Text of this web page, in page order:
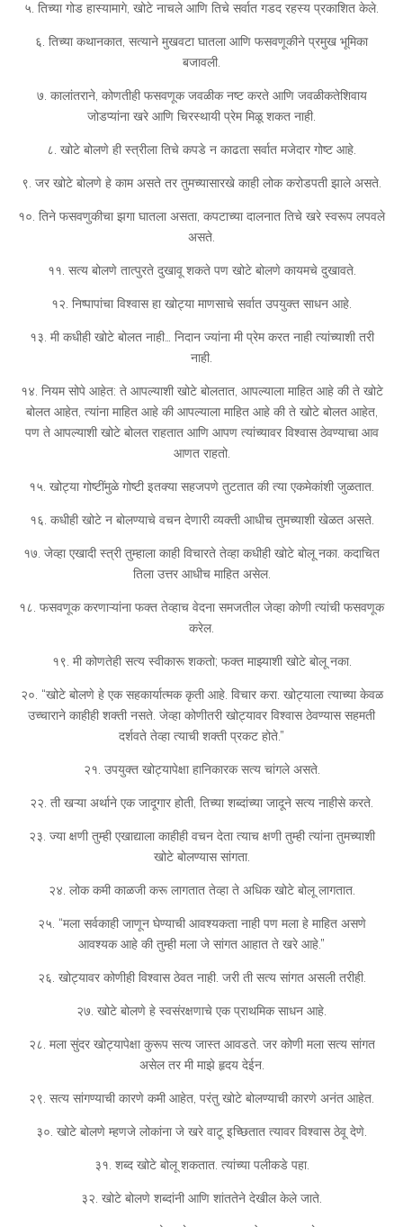
५. तिच्या गोड हास्यामागे, खोटे नाचले आणि तिचे सर्वात गडद रहस्य प्रकाशित केले.
६. तिच्या कथानकात, सत्याने मुखवटा घातला आणि फसवणूकीने प्रमुख भूमिका
बजावली.
७. कालांतराने, कोणतीही फसवणूक जवळीक नष्ट करते आणि जवळीकतेशिवाय
जोडप्यांना खरे आणि चिरस्थायी प्रेम मिळू शकत नाही.
८. खोटे बोलणे ही स्त्रीला तिचे कपडे न काढता सर्वात मजेदार गोष्ट आहे.
९. जर खोटे बोलणे हे काम असते तर तुमच्यासारखे काही लोक करोडपती झाले असते.
१०. तिने फसवणुकीचा झगा घातला असता, कपटाच्या दालनात तिचे खरे स्वरूप लपवले
असते.
११. सत्य बोलणे तात्पुरते दुखावू शकते पण खोटे बोलणे कायमचे दुखावते.
१२. निष्पापांचा विश्वास हा खोट्या माणसाचे सर्वात उपयुक्त साधन आहे.
१३. मी कधीही खोटे बोलत नाही… निदान ज्यांना मी प्रेम करत नाही त्यांच्याशी तरी
नाही.
१४. नियम सोपे आहेत: ते आपल्याशी खोटे बोलतात, आपल्याला माहित आहे की ते खोटे
बोलत आहेत, त्यांना माहित आहे की आपल्याला माहित आहे की ते खोटे बोलत आहेत,
पण ते आपल्याशी खोटे बोलत राहतात आणि आपण त्यांच्यावर विश्वास ठेवण्याचा आव
आणत राहतो.
१५. खोट्या गोष्टींमुळे गोष्टी इतक्या सहजपणे तुटतात की त्या एकमेकांशी जुळतात.
१६. कधीही खोटे न बोलण्याचे वचन देणारी व्यक्ती आधीच तुमच्याशी खेळत असते.
१७. जेव्हा एखादी स्त्री तुम्हाला काही विचारते तेव्हा कधीही खोटे बोलू नका. कदाचित
तिला उत्तर आधीच माहित असेल.
१८. फसवणूक करणाऱ्यांना फक्त तेव्हाच वेदना समजतील जेव्हा कोणी त्यांची फसवणूक
करेल.
१९. मी कोणतेही सत्य स्वीकारू शकतो; फक्त माझ्याशी खोटे बोलू नका.
२०. “खोटे बोलणे हे एक सहकार्यात्मक कृती आहे. विचार करा. खोट्याला त्याच्या केवळ
उच्चाराने काहीही शक्ती नसते. जेव्हा कोणीतरी खोट्यावर विश्वास ठेवण्यास सहमती
दर्शवते तेव्हा त्याची शक्ती प्रकट होते.”
२१. उपयुक्त खोट्यापेक्षा हानिकारक सत्य चांगले असते.
२२. ती खऱ्या अर्थाने एक जादूगार होती, तिच्या शब्दांच्या जादूने सत्य नाहीसे करते.
२३. ज्या क्षणी तुम्ही एखाद्याला काहीही वचन देता त्याच क्षणी तुम्ही त्यांना तुमच्याशी
खोटे बोलण्यास सांगता.
२४. लोक कमी काळजी करू लागतात तेव्हा ते अधिक खोटे बोलू लागतात.
२५. “मला सर्वकाही जाणून घेण्याची आवश्यकता नाही पण मला हे माहित असणे
आवश्यक आहे की तुम्ही मला जे सांगत आहात ते खरे आहे.”
२६. खोट्यावर कोणीही विश्वास ठेवत नाही. जरी ती सत्य सांगत असली तरीही.
२७. खोटे बोलणे हे स्वसंरक्षणाचे एक प्राथमिक साधन आहे.
२८. मला सुंदर खोट्यापेक्षा कुरूप सत्य जास्त आवडते. जर कोणी मला सत्य सांगत
असेल तर मी माझे हृदय देईन.
२९. सत्य सांगण्याची कारणे कमी आहेत, परंतु खोटे बोलण्याची कारणे अनंत आहेत.
३०. खोटे बोलणे म्हणजे लोकांना जे खरे वाटू इच्छितात त्यावर विश्वास ठेवू देणे.
३१. शब्द खोटे बोलू शकतात. त्यांच्या पलीकडे पहा.
३२. खोटे बोलणे शब्दांनी आणि शांततेने देखील केले जाते.